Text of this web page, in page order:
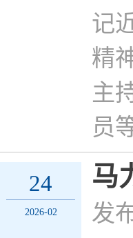
记
精
主
员
24
2026-02
马
发